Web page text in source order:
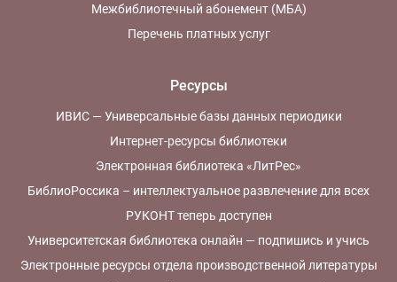
Межбиблиотечный абонемент (МБА)
Перечень платных услуг
Ресурсы
ИВИС — Универсальные базы данных периодики
Интернет-ресурсы библиотеки
Электронная библиотека «ЛитРес»
БиблиоРоссика – интеллектуальное развлечение для всех
РУКОНТ теперь доступен
Университетская библиотека онлайн — подпишись и учись
Электронные ресурсы отдела производственной литературы